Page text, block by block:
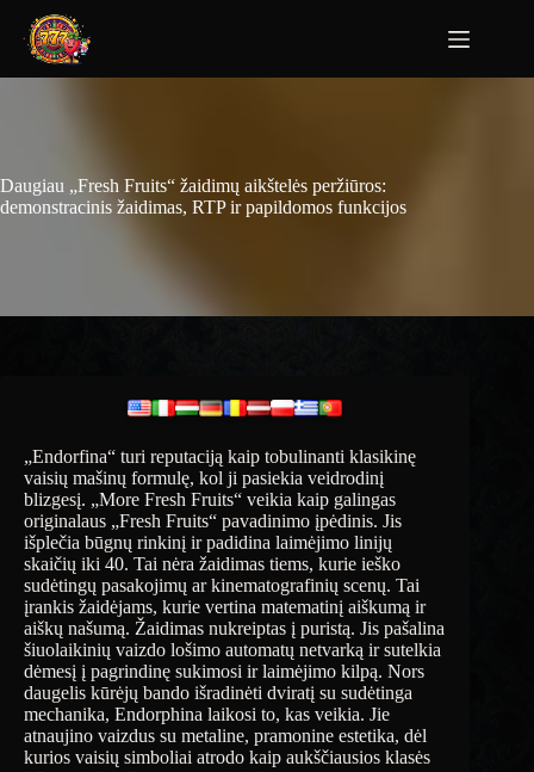
Daugiau „Fresh Fruits“ žaidimų aikštelės peržiūros:
demonstracinis žaidimas, RTP ir papildomos funkcijos
„Endorfina“ turi reputaciją kaip tobulinanti klasikinę
vaisių mašinų formulę, kol ji pasiekia veidrodinį
blizgesį. „More Fresh Fruits“ veikia kaip galingas
originalaus „Fresh Fruits“ pavadinimo įpėdinis. Jis
išplečia būgnų rinkinį ir padidina laimėjimo linijų
skaičių iki 40. Tai nėra žaidimas tiems, kurie ieško
sudėtingų pasakojimų ar kinematografinių scenų. Tai
įrankis žaidėjams, kurie vertina matematinį aiškumą ir
aiškų našumą. Žaidimas nukreiptas į puristą. Jis pašalina
šiuolaikinių vaizdo lošimo automatų netvarką ir sutelkia
dėmesį į pagrindinę sukimosi ir laimėjimo kilpą. Nors
daugelis kūrėjų bando išradinėti dviratį su sudėtinga
mechanika, Endorphina laikosi to, kas veikia. Jie
atnaujino vaizdus su metaline, pramonine estetika, dėl
kurios vaisių simboliai atrodo kaip aukščiausios klasės